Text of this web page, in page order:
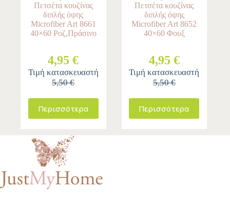
Πετσέτα κουζίνας
διπλής όψης
Microfiber Art 8661
40×60 Ροζ,Πράσινο
4,95 €
Τιμή κατασκευαστή
5,50 €
Περισσότερα
Πετσέτα κουζίνας
διπλής όψης
Microfiber Art 8652
40×60 Φουξ
4,95 €
Τιμή κατασκευαστή
5,50 €
Περισσότερα